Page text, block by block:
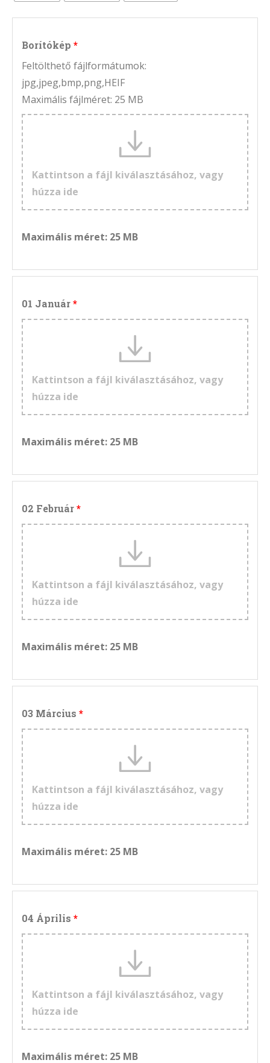
Borítókép
Feltölthető fájlformátumok:
jpg,jpeg,bmp,png,HEIF
Maximális fájlméret: 25 MB
Kattintson a fájl kiválasztásához, vagy
húzza ide
Maximális méret: 25 MB
01 Január
Kattintson a fájl kiválasztásához, vagy
húzza ide
Maximális méret: 25 MB
02 Február
Kattintson a fájl kiválasztásához, vagy
húzza ide
Maximális méret: 25 MB
03 Március
Kattintson a fájl kiválasztásához, vagy
húzza ide
Maximális méret: 25 MB
04 Április
Kattintson a fájl kiválasztásához, vagy
húzza ide
Maximális méret: 25 MB